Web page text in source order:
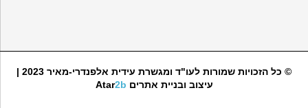
© כל הזכויות שמורות לעו"ד ומגשרת עידית אלפנדרי-מאיר 2023 |
עיצוב ובניית אתרים
Atar2b